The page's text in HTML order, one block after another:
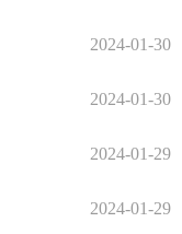
2024-01-30
2024-01-30
2024-01-29
2024-01-29